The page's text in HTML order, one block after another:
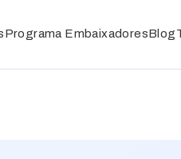
Programa EmbaixadoresBlog